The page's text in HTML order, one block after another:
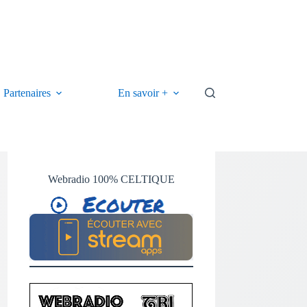
Partenaires En savoir +
Webradio 100% CELTIQUE